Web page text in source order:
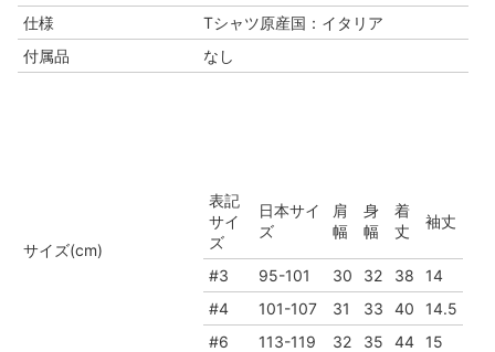
仕様
Tシャツ原産国：イタリア
付属品
なし
サイズ(cm)
表記
サイ
ズ
日本サイ
ズ
肩
幅
身
幅
着
丈
袖丈
#3 95-101 30 32 38
14
#4
101-107 31 33 40
14.5
#6
113-119 32 35 44 15